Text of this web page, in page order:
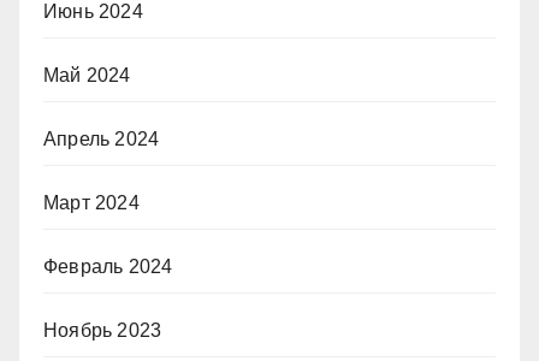
Июнь 2024
Май 2024
Апрель 2024
Март 2024
Февраль 2024
Ноябрь 2023